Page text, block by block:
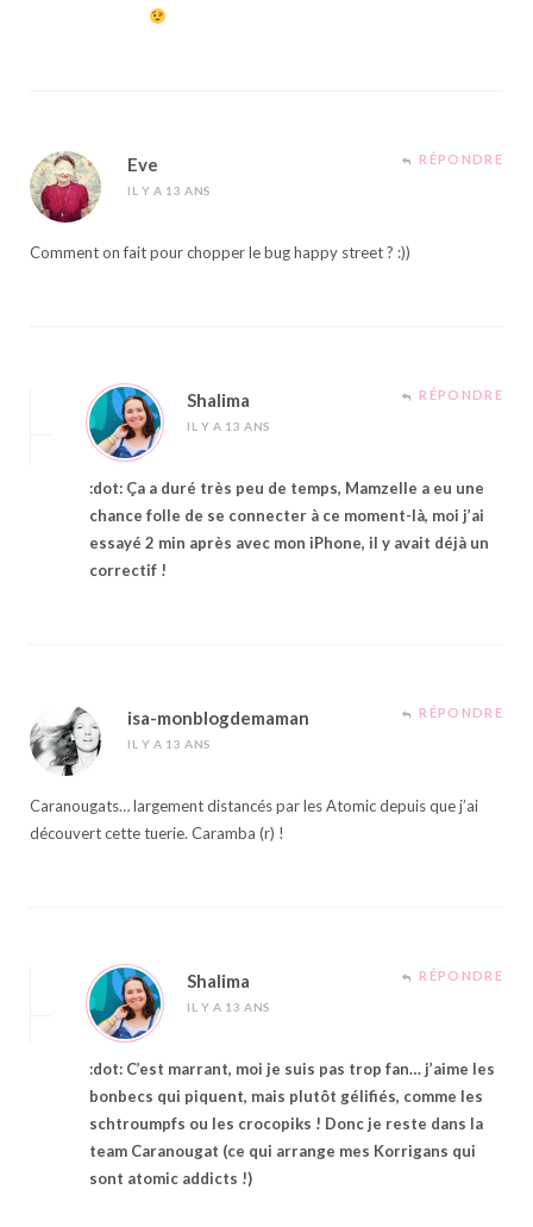
Eve
IL Y A 13 ANS
RÉPONDRE
Comment on fait pour chopper le bug happy street ? :))
Shalima
IL Y A 13 ANS
RÉPONDRE
:dot: Ça a duré très peu de temps, Mamzelle a eu une
chance folle de se connecter à ce moment-là, moi j’ai
essayé 2 min après avec mon iPhone, il y avait déjà un
correctif !
isa-monblogdemaman
IL Y A 13 ANS
RÉPONDRE
Caranougats… largement distancés par les Atomic depuis que j’ai
découvert cette tuerie. Caramba (r) !
Shalima
IL Y A 13 ANS
RÉPONDRE
:dot: C’est marrant, moi je suis pas trop fan… j’aime les
bonbecs qui piquent, mais plutôt gélifiés, comme les
schtroumpfs ou les crocopiks ! Donc je reste dans la
team Caranougat (ce qui arrange mes Korrigans qui
sont atomic addicts !)